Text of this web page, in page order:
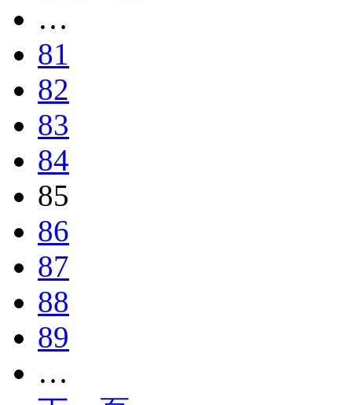
…
81
82
83
84
85
86
87
88
89
…